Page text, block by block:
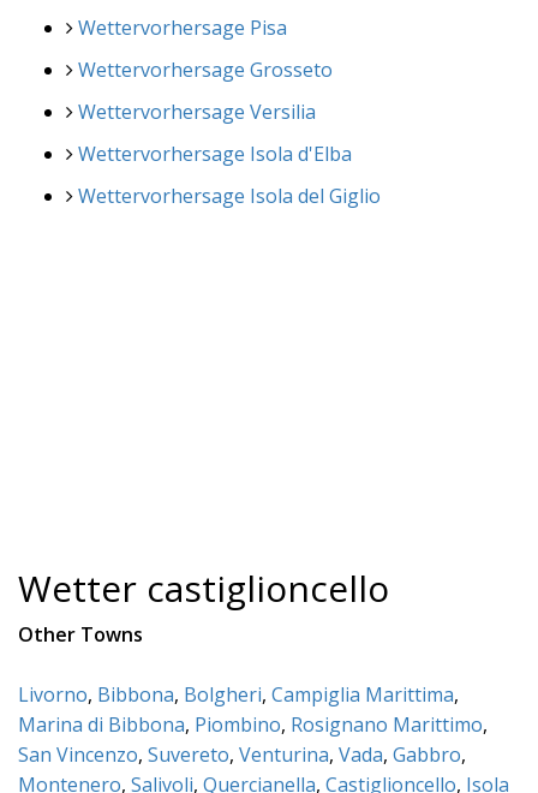
Wettervorhersage Pisa
Wettervorhersage Grosseto
Wettervorhersage Versilia
Wettervorhersage Isola d'Elba
Wettervorhersage Isola del Giglio
Wetter castiglioncello
Other Towns
Livorno, Bibbona, Bolgheri, Campiglia Marittima,
Marina di Bibbona, Piombino, Rosignano Marittimo,
San Vincenzo, Suvereto, Venturina, Vada, Gabbro,
Montenero, Salivoli, Quercianella, Castiglioncello, Isola